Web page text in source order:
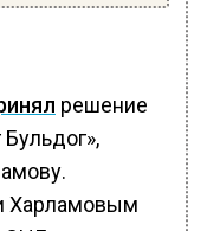
решение